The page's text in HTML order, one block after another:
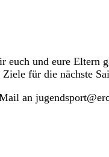
und eure Eltern
für die nächste
an